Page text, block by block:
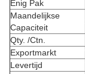
Enig Pak
Maandelijkse
Capaciteit
Qty. /Ctn.
Exportmarkt
Levertijd